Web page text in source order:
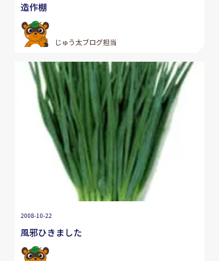
造作棚
じゅう太ブログ担当
2008-10-22
風邪ひきました